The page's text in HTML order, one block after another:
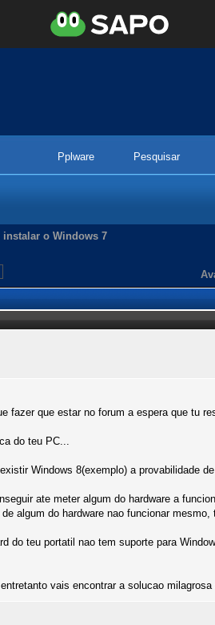
Pplware Pesquisar
instalar o Windows 7
fazer que estar no forum a espera que tu
do teu PC...
Windows 8(exemplo) a provabilidade
ate meter algum do hardware a
algum do hardware nao funcionar
do teu portatil nao tem suporte para
vais encontrar a solucao